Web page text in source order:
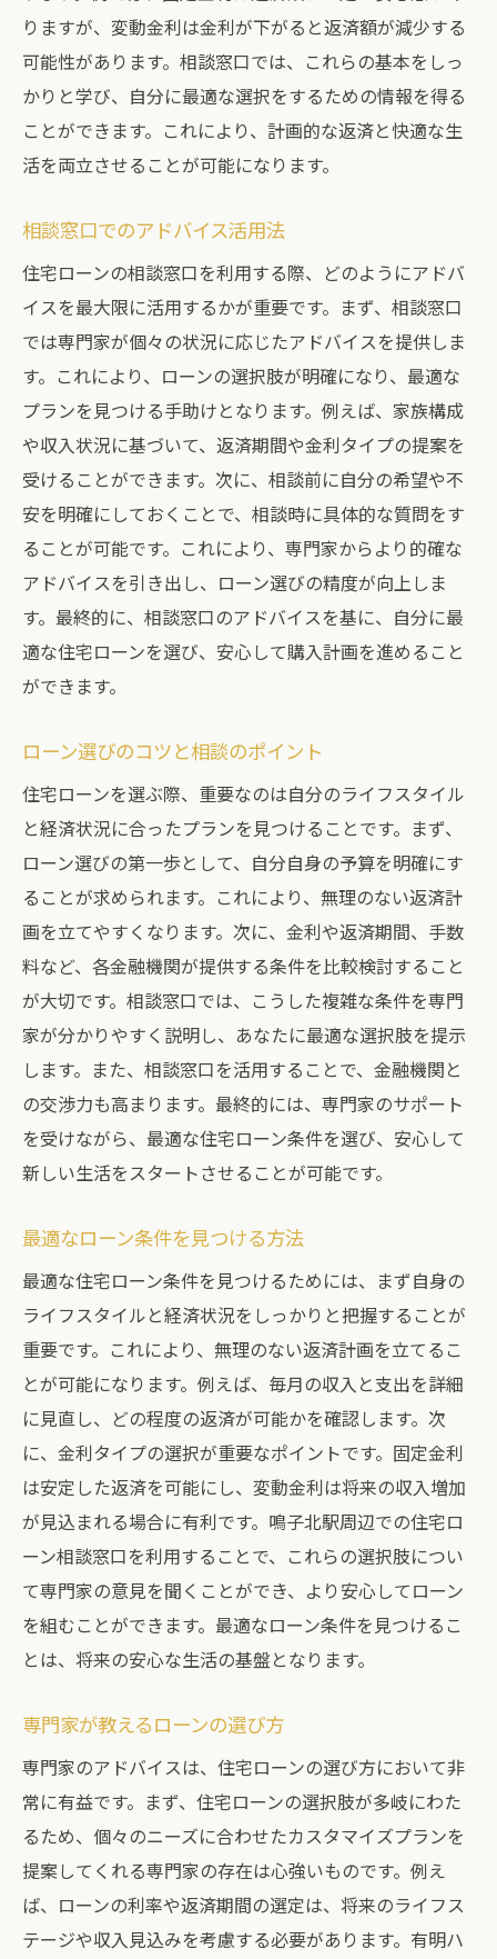
りますが、変動金利は金利が下がると返済額が減少する
可能性があります。相談窓口では、これらの基本をしっ
かりと学び、自分に最適な選択をするための情報を得る
ことができます。これにより、計画的な返済と快適な生
活を両立させることが可能になります。
相談窓口でのアドバイス活用法
住宅ローンの相談窓口を利用する際、どのようにアドバ
イスを最大限に活用するかが重要です。まず、相談窓口
では専門家が個々の状況に応じたアドバイスを提供しま
す。これにより、ローンの選択肢が明確になり、最適な
プランを見つける手助けとなります。例えば、家族構成
や収入状況に基づいて、返済期間や金利タイプの提案を
受けることができます。次に、相談前に自分の希望や不
安を明確にしておくことで、相談時に具体的な質問をす
ることが可能です。これにより、専門家からより的確な
アドバイスを引き出し、ローン選びの精度が向上しま
す。最終的に、相談窓口のアドバイスを基に、自分に最
適な住宅ローンを選び、安心して購入計画を進めること
ができます。
ローン選びのコツと相談のポイント
住宅ローンを選ぶ際、重要なのは自分のライフスタイル
と経済状況に合ったプランを見つけることです。まず、
ローン選びの第一歩として、自分自身の予算を明確にす
ることが求められます。これにより、無理のない返済計
画を立てやすくなります。次に、金利や返済期間、手数
料など、各金融機関が提供する条件を比較検討すること
が大切です。相談窓口では、こうした複雑な条件を専門
家が分かりやすく説明し、あなたに最適な選択肢を提示
します。また、相談窓口を活用することで、金融機関と
の交渉力も高まります。最終的には、専門家のサポート
を受けながら、最適な住宅ローン条件を選び、安心して
新しい生活をスタートさせることが可能です。
最適なローン条件を見つける方法
最適な住宅ローン条件を見つけるためには、まず自身の
ライフスタイルと経済状況をしっかりと把握することが
重要です。これにより、無理のない返済計画を立てるこ
とが可能になります。例えば、毎月の収入と支出を詳細
に見直し、どの程度の返済が可能かを確認します。次
に、金利タイプの選択が重要なポイントです。固定金利
は安定した返済を可能にし、変動金利は将来の収入増加
が見込まれる場合に有利です。鳴子北駅周辺での住宅ロ
ーン相談窓口を利用することで、これらの選択肢につい
て専門家の意見を聞くことができ、より安心してローン
を組むことができます。最適なローン条件を見つけるこ
とは、将来の安心な生活の基盤となります。
専門家が教えるローンの選び方
専門家のアドバイスは、住宅ローンの選び方において非
常に有益です。まず、住宅ローンの選択肢が多岐にわた
るため、個々のニーズに合わせたカスタマイズプランを
提案してくれる専門家の存在は心強いものです。例え
ば、ローンの利率や返済期間の選定は、将来のライフス
テージや収入見込みを考慮する必要があります。有明ハ